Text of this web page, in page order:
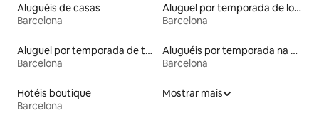
Aluguéis de casas
Barcelona
Aluguel por temporada de lofts
Barcelona
Aluguel por temporada de tendas
Barcelona
Aluguéis por temporada na orla
Barcelona
Hotéis boutique
Barcelona
Mostrar mais